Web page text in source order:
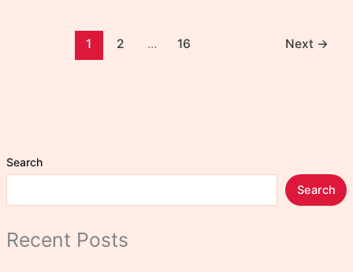
Search
Search
Recent Posts
1 2 … 16 Next →